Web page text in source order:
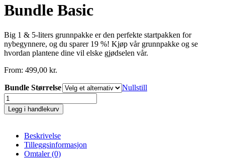
Bundle Basic
Big 1 & 5-liters grunnpakke er den perfekte startpakken for
nybegynnere, og du sparer 19 %! Kjøp vår grunnpakke og se
hvordan plantene dine vil elske gjødselen vår.
From: 499,00 kr.
Bundle Størrelse
Nullstill
Bundle
Basic
antall
Legg i handlekurv
Beskrivelse
Tilleggsinformasjon
Omtaler (0)